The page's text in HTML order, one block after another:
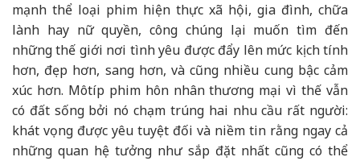
mạnh thể loại phim hiện thực xã hội, gia đình, chữa
lành hay nữ quyền, công chúng lại muốn tìm đến
những thế giới nơi tình yêu được đẩy lên mức kịch tính
hơn, đẹp hơn, sang hơn, và cũng nhiều cung bậc cảm
xúc hơn. Môtíp phim hôn nhân thương mại vì thế vẫn
có đất sống bởi nó chạm trúng hai nhu cầu rất người:
khát vọng được yêu tuyệt đối và niềm tin rằng ngay cả
những quan hệ tưởng như sắp đặt nhất cũng có thể